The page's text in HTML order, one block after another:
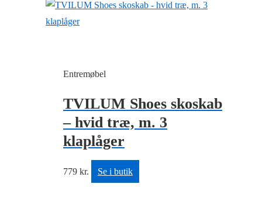
Entremøbel
TVILUM Shoes skoskab
– hvid træ, m. 3
klaplåger
779 kr. Se i butik